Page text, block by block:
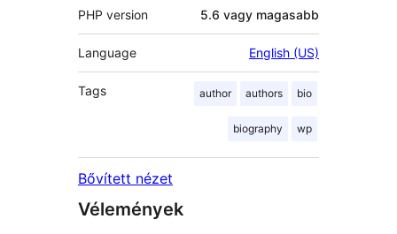
PHP version 5.6 vagy magasabb
Language English (US)
Tags author authors bio
biography wp
Bővített nézet
Vélemények